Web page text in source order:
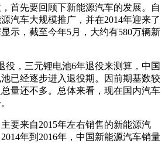
首先要回顾下新能源汽车的发展。自
汽车大规模推广，并在2014年迎来了
示，截至今年5月，大约有580万辆新
役，三元锂电池6年退役来测算，中国
已经逐步进入退役期。因前期基数较
量还不多。总体来看，现在国内汽车
要来自2015年左右销售的新能源汽
年到2016年，中国新能源汽车销量